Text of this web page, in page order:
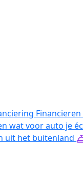
wat voor auto je
uit het buitenland